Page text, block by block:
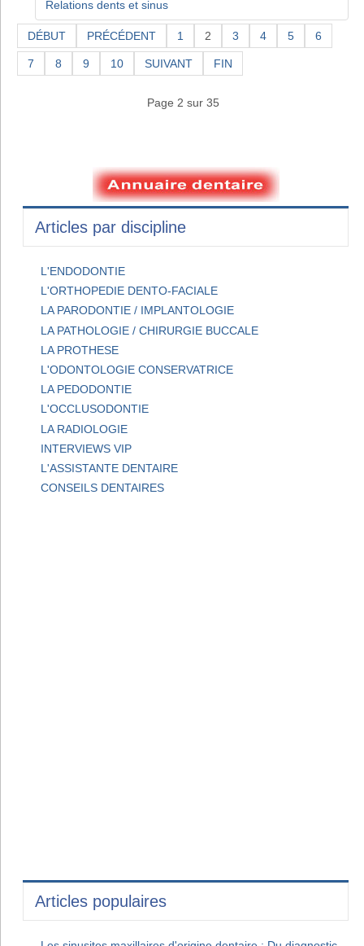
Relations dents et sinus
DÉBUT PRÉCÉDENT 1 2 3 4 5 6
7 8 9 10 SUIVANT FIN
Page 2 sur 35
Articles par discipline
L'ENDODONTIE
L'ORTHOPEDIE DENTO-FACIALE
LA PARODONTIE / IMPLANTOLOGIE
LA PATHOLOGIE / CHIRURGIE BUCCALE
LA PROTHESE
L'ODONTOLOGIE CONSERVATRICE
LA PEDODONTIE
L'OCCLUSODONTIE
LA RADIOLOGIE
INTERVIEWS VIP
L'ASSISTANTE DENTAIRE
CONSEILS DENTAIRES
Articles populaires